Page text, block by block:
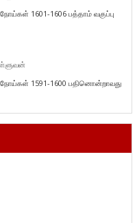
1601-1606 பத்தாம் வகுப்பு
1591-1600 பதினொன்றாவது